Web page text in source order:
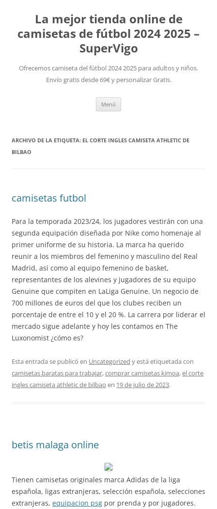
La mejor tienda online de
camisetas de fútbol 2024 2025 –
SuperVigo
Ofrecemos camiseta del fútbol 2024 2025 para adultos y niños.
Envío gratis desde 69€ y personalizar Gratis.
Menú
ARCHIVO DE LA ETIQUETA: EL CORTE INGLES CAMISETA ATHLETIC DE
BILBAO
camisetas futbol
Para la temporada 2023/24, los jugadores vestirán con una
segunda equipación diseñada por Nike como homenaje al
primer uniforme de su historia. La marca ha querido
reunir a los miembros del femenino y masculino del Real
Madrid, así como al equipo femenino de basket,
representantes de los alevines y jugadores de su equipo
Genuine que compiten en LaLiga Genuine. Un negocio de
700 millones de euros del que los clubes reciben un
porcentaje de entre el 10 y el 20 %. La carrera por liderar el
mercado sigue adelante y hoy les contamos en The
Luxonomist ¿cómo es?
Esta entrada se publicó en Uncategorized y está etiquetada con
camisetas baratas para trabajar,comprar camisetas kimoa,el corte
ingles camiseta athletic de bilbao en 19 de julio de 2023.
betis malaga online
Tienen camisetas originales marca Adidas de la liga
española, ligas extranjeras, selección española, selecciones
extranjeras, equipacion psg por prenda y por jugadores.